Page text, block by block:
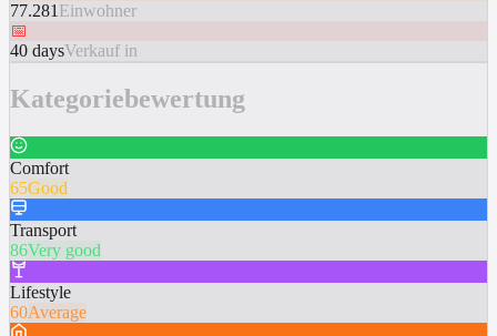
77.281 Einwohner
📅
40 daysVerkauf in
Kategoriebewertung
Comfort
65Good
Transport
86Very good
Lifestyle
60Average